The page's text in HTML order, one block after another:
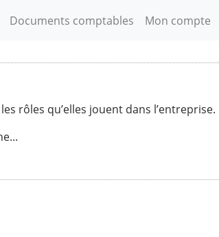
Documents comptables Mon compte
rôles qu’elles jouent dans l’entreprise.